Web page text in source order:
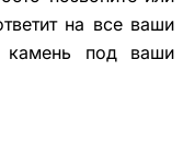
на все ваши
камень под ваши